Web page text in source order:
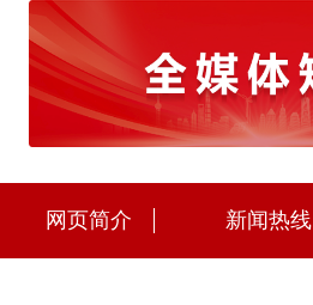
网页简介 新闻热线